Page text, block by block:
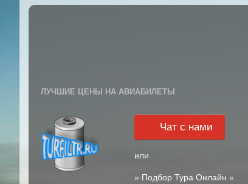
ЛУЧШИЕ ЦЕНЫ НА АВИАБИЛЕТЫ
Чат с нами
или
» Подбор Тура Онлайн «